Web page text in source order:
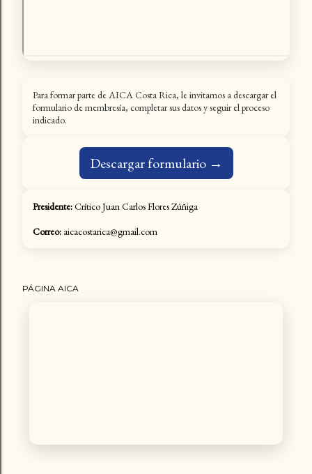
Para formar parte de AICA Costa Rica, le invitamos a descargar el
formulario de membresía, completar sus datos y seguir el proceso
indicado.
Descargar formulario →
Presidente:Crítico Juan Carlos Flores Zúñiga
Correo: aicacostarica@gmail.com
PÁGINA AICA